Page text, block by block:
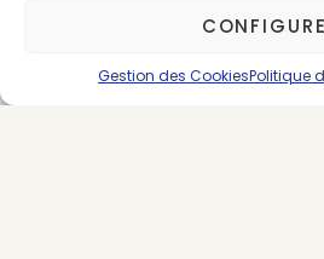
Gestion des CookiesPolitique